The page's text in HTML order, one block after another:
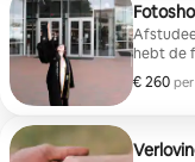
hebt de
locaties
ook
€ 260
€ 260 per
,